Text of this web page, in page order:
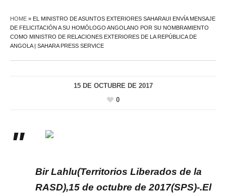
HOME » EL MINISTRO DE ASUNTOS EXTERIORES SAHARAUI ENVÍA MENSAJE
DE FELICITACIÓN A SU HOMÓLOGO ANGOLANO POR SU NOMBRAMIENTO
COMO MINISTRO DE RELACIONES EXTERIORES DE LA REPÚBLICA DE
ANGOLA | SAHARA PRESS SERVICE
15 DE OCTUBRE DE 2017
0
Bir Lahlu(Territorios Liberados de la
RASD),15 de octubre de 2017(SPS)-.El